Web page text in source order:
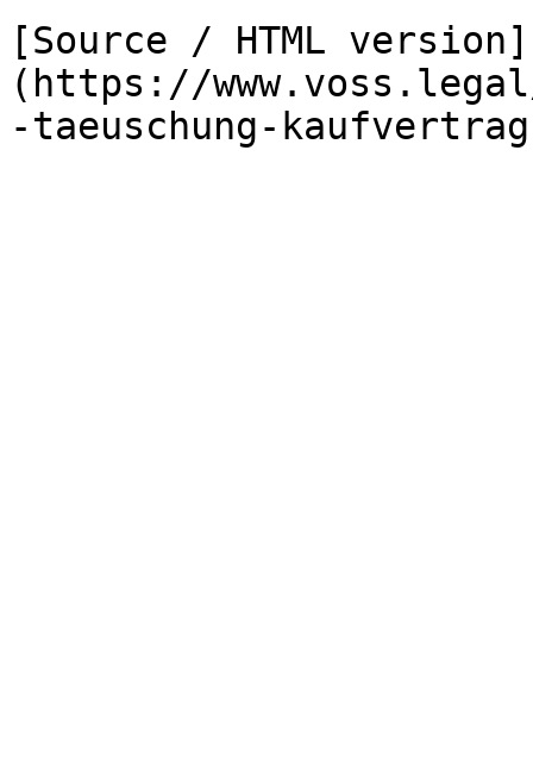
[Source / HTML version]
(https://